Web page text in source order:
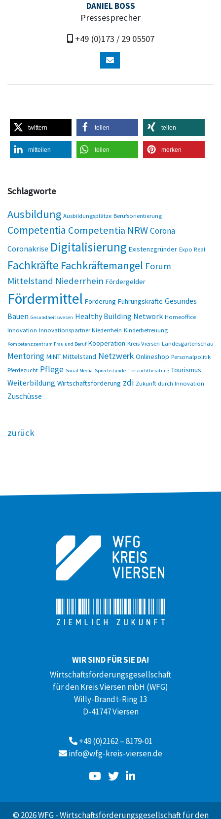
DANIEL BOSS
Pressesprecher
+49 (0)173 / 29 05507
twittern teilen teilen
mitteilen teilen merken
Schlagworte
Ausbildung Ausbildungsplätze Berufsorientierung
Competentia Competentia NRWCorona
Coronakrise Digitalisierung Existenzgründer Expo Real
Fachkräfte Fachkräftemangel Forum
Mittelstand Niederrhein Fördergelder
Fördermittel Förderung Führungskräfte Gesundes
Bauen Gesundheitswesen Healthy Building Network Homeoffice
Innovation Innovationspartner Niederrhein Kinderbetreuung
Kompetenzzentrum Frau und Beruf Kooperation Kreis Viersen Landesgartenschau
Mentoring MINT Mittelstand Netzwerk Onlineshop Personalpolitik
Pferdezucht Pflege Social Media Sprechstunde Tierzuchtberatung Tourismus
Weiterbildung Wirtschaftsförderung zdi Zukunft durch Innovation
Zuschüsse
zurück
WIR SIND FÜR SIE DA!
Wirtschaftsförderungsgesellschaft
für den Kreis Viersen mbH (WFG)
Willy-Brandt-Ring 13
D-41747 Viersen
+49 (0)2162 – 8179-01
info@wfg-kreis-viersen.de
© 2026 WFG - Wirtschaftsförderungsgesellschaft für den